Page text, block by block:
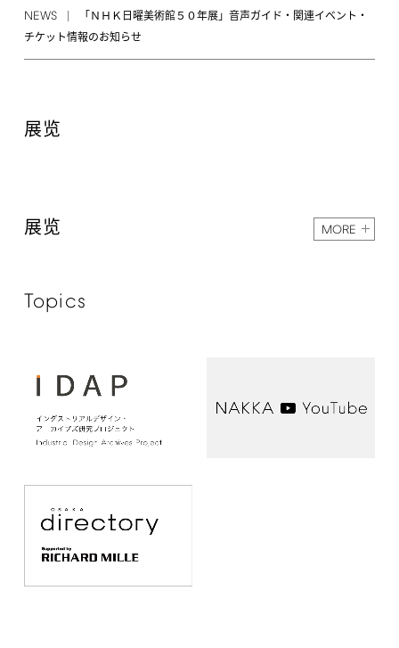
NEWS
「ＮＨＫ日曜美術館５０年展」音声ガイド・関連イベント・
チケット情報のお知らせ
展览
展览 MORE
Topics